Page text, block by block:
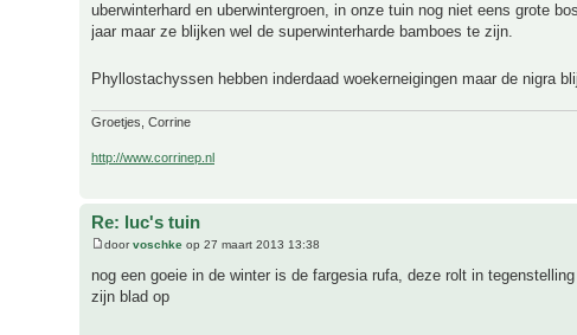
uberwinterhard en uberwintergroen, in onze tuin nog niet eens grote
jaar maar ze blijken wel de superwinterharde bamboes te zijn.
Phyllostachyssen hebben inderdaad woekerneigingen maar de nigra
Groetjes, Corrine
http://www.corrinep.nl
Re: luc's tuin
doorvoschke op 27 maart 2013 13:38
nog een goeie in de winter is de fargesia rufa, deze rolt in
zijn blad op